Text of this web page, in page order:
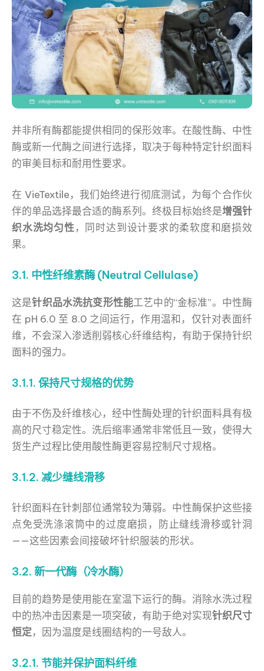
并非所有酶都能提供相同的保形效率。在酸性酶、中性
酶或新一代酶之间进行选择，取决于每种特定针织面料
的审美目标和耐用性要求。
在 VieTextile，我们始终进行彻底测试，为每个合作伙
伴的单品选择最合适的酶系列。终极目标始终是增强针
织水洗均匀性，同时达到设计要求的柔软度和磨损效
果。
3.1. 中性纤维素酶 (Neutral Cellulase)
这是针织品水洗抗变形性能工艺中的“金标准”。中性酶
在 pH 6.0 至 8.0 之间运行，作用温和，仅针对表面纤
维，不会深入渗透削弱核心纤维结构，有助于保持针织
面料的强力。
3.1.1. 保持尺寸规格的优势
由于不伤及纤维核心，经中性酶处理的针织面料具有极
高的尺寸稳定性。洗后缩率通常非常低且一致，使得大
货生产过程比使用酸性酶更容易控制尺寸规格。
3.1.2. 减少缝线滑移
针织面料在针刺部位通常较为薄弱。中性酶保护这些接
点免受洗涤滚筒中的过度磨损，防止缝线滑移或针洞
——这些因素会间接破坏针织服装的形状。
3.2. 新一代酶（冷水酶）
目前的趋势是使用能在室温下运行的酶。消除水洗过程
中的热冲击因素是一项突破，有助于绝对实现针织尺寸
恒定，因为温度是线圈结构的一号敌人。
3.2.1. 节能并保护面料纤维